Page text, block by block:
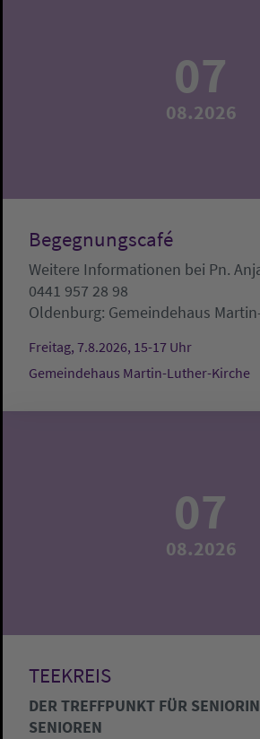
07
08.2026
Begegnungscafé
Weitere Informationen bei Pn.
0441 957 28 98
Oldenburg: Gemeindehaus
Freitag, 7.8.2026, 15-17 Uhr
Gemeindehaus Martin-Luther-Kirche
07
08.2026
TEEKREIS
DER TREFFPUNKT FÜR
SENIOREN